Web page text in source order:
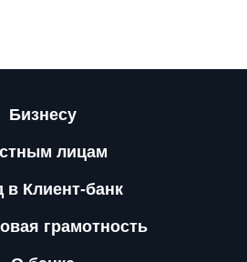
Бизнесу
лицам
в Клиент-банк
грамотность